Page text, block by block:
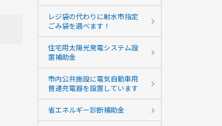
レジ袋の代わりに射水市指定
ごみ袋を選べます！
住宅用太陽光発電システム設
置補助金
市内公共施設に電気自動車用
普通充電器を設置しています
省エネルギー診断補助金